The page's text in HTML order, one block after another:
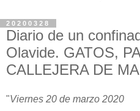
20200328
Diario de un
Olavide. GATOS,
CALLEJERA DE
"Viernes 20 de marzo 2020